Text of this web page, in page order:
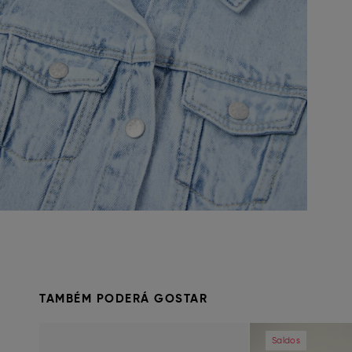
TAMBÉM PODERÁ GOSTAR
Saldos
Previous